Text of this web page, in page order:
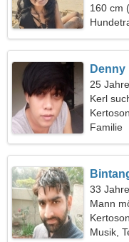
160 cm
Denny
25
Kerl
Familie
33
Mann
Musik,